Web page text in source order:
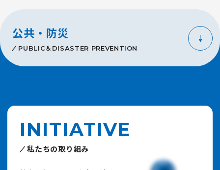
公共・防災
PUBLIC＆DISASTER PREVENTION
INITIATIVE
私たちの取り組み